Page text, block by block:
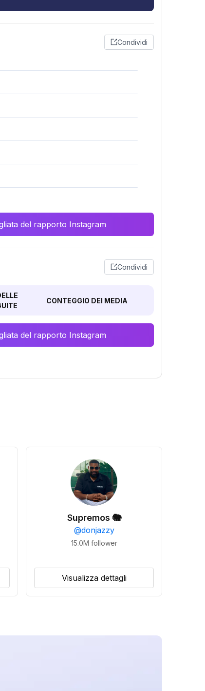
Condividi
del rapporto Instagram
Condividi
CONTEGGIO DEI MEDIA
del rapporto Instagram
Supremos 🐘
@donjazzy
15.0M follower
Visualizza dettagli